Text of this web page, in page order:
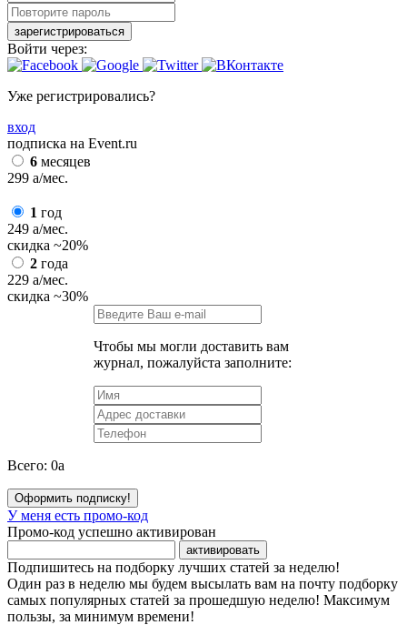
зарегистрироваться
Войти через:
Уже регистрировались?
вход
подписка на Event.ru
6 месяцев
299 a/мес.
1 год
249 a/мес.
скидка ~20%
2 года
229 a/мес.
скидка ~30%
Чтобы мы могли доставить вам
журнал, пожалуйста заполните:
Всего: 0a
Оформить подписку!
У меня есть промо-код
Промо-код успешно активирован
активировать
Подпишитесь на подборку лучших статей за неделю!
Один раз в неделю мы будем высылать вам на почту подборку
самых популярных статей за прошедшую неделю! Максимум
пользы, за минимум времени!